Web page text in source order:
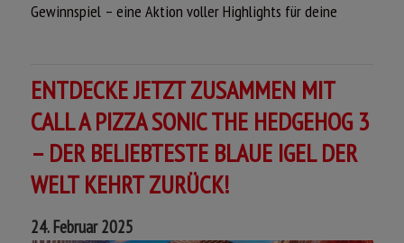
Gewinnspiel – eine Aktion voller Highlights für deine
pizza.de!
ENTDECKE JETZT ZUSAMMEN MIT
CALL A PIZZA SONIC THE HEDGEHOG 3
– DER BELIEBTESTE BLAUE IGEL DER
WELT KEHRT ZURÜCK!
24. Februar 2025